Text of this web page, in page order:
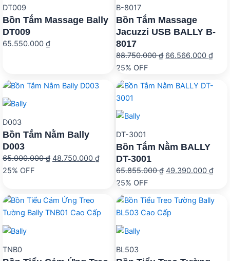
DT009
Bồn Tắm Massage Bally
DT009
65.550.000 ₫
B-8017
Bồn Tắm Massage
Jacuzzi USB BALLY B-
8017
88.750.000₫ Giá
66.566.000₫Giá
25% OFF
D003
Bồn Tắm Nằm Bally
D003
65.000.000₫ Giá
65.000.000 ₫.
48.750.000 ₫Giá
25% OFF
DT-3001
Bồn Tắm Nằm BALLY
DT-3001
65.855.000₫Giá
65.855.000 ₫.
49.390.000₫Giá
25% OFF
TNB0 BL503